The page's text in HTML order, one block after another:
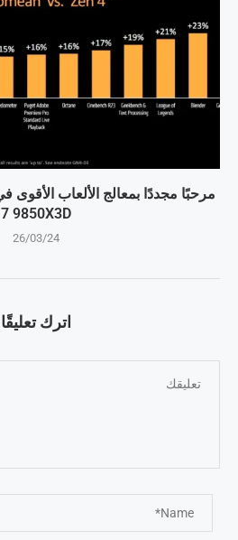
7 9850X3D
26/03/24
اترك تعليقًا